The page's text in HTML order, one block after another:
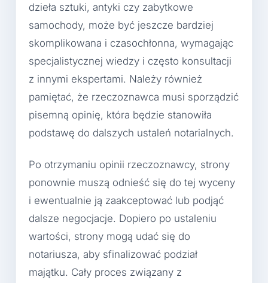
dzieła sztuki, antyki czy zabytkowe
samochody, może być jeszcze bardziej
skomplikowana i czasochłonna, wymagając
specjalistycznej wiedzy i często konsultacji
z innymi ekspertami. Należy również
pamiętać, że rzeczoznawca musi sporządzić
pisemną opinię, która będzie stanowiła
podstawę do dalszych ustaleń notarialnych.
Po otrzymaniu opinii rzeczoznawcy, strony
ponownie muszą odnieść się do tej wyceny
i ewentualnie ją zaakceptować lub podjąć
dalsze negocjacje. Dopiero po ustaleniu
wartości, strony mogą udać się do
notariusza, aby sfinalizować podział
majątku. Cały proces związany z